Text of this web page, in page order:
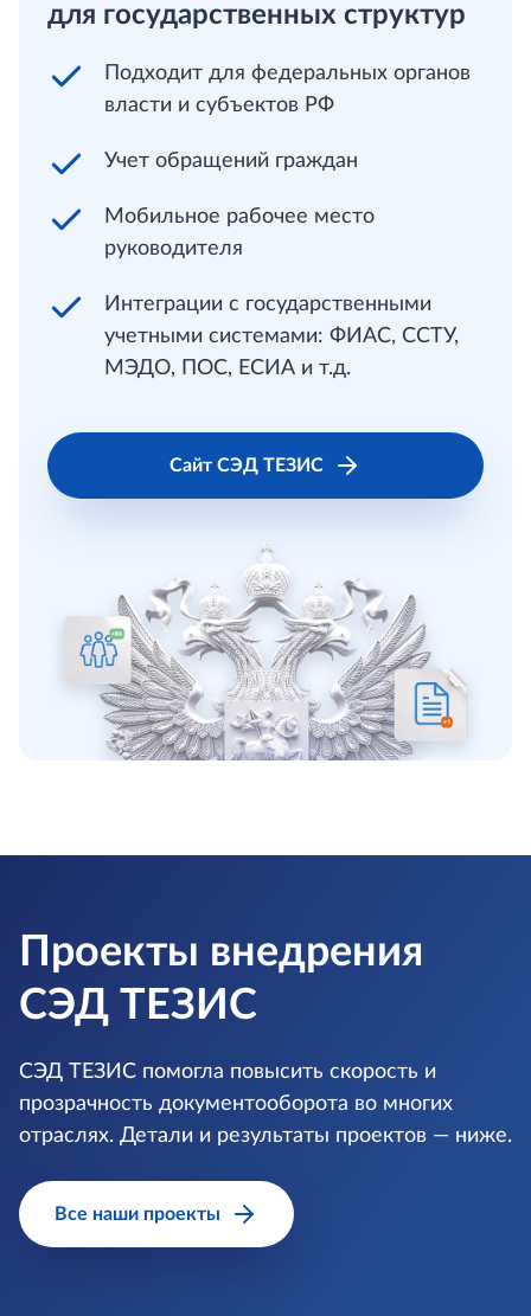
для государственных структур
Подходит для федеральных органов
власти и субъектов РФ
Учет обращений граждан
Мобильное рабочее место
руководителя
Интеграции с государственными
учетными системами: ФИАС, ССТУ,
МЭДО, ПОС, ЕСИА и т.д.
Сайт СЭД ТЕЗИС
Проекты внедрения
СЭД ТЕЗИС
СЭД ТЕЗИС помогла повысить скорость и
прозрачность документооборота во многих
отраслях. Детали и результаты проектов — ниже.
Все наши проекты